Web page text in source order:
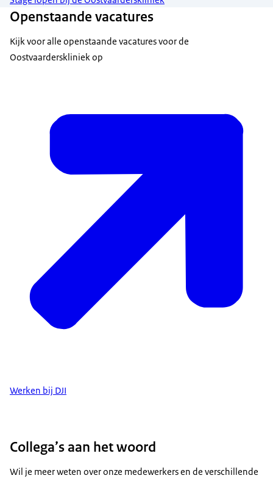
Openstaande vacatures
Kijk voor alle openstaande vacatures voor de
Oostvaarderskliniek op
Werken bij DJI
Collega’s aan het woord
Wil je meer weten over onze medewerkers en de verschillende